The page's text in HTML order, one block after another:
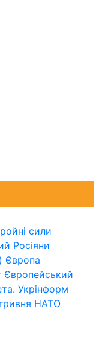
сили
Росіяни
Європа
Європейський
Укрінформ
НАТО